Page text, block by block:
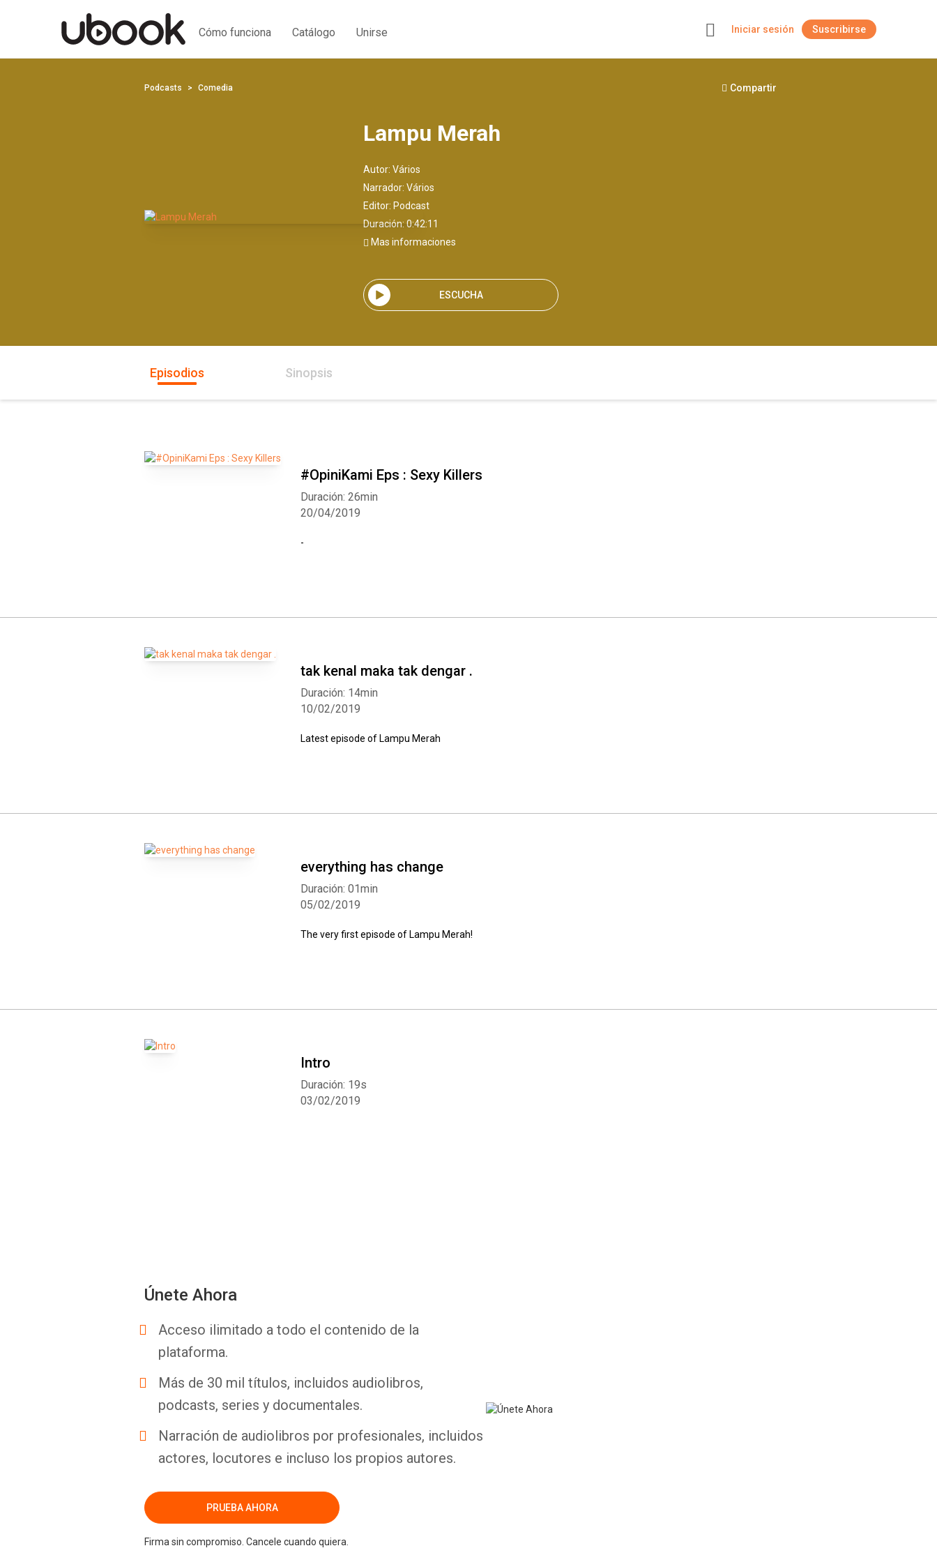
Cómo funciona Catálogo Unirse Iniciar sesión Suscribirse
Podcasts Comedia Compartir
Lampu Merah
Autor: Vários
Narrador: Vários
Editor: Podcast
Duración: 0:42:11
Mas informaciones
ESCUCHA
Episodios Sinopsis
#OpiniKami Eps : Sexy Killers
20/04/2019
Duración: 26min
-
tak kenal maka tak dengar .
10/02/2019
Duración: 14min
Latest episode of Lampu Merah
everything has change
05/02/2019
Duración: 01min
The very first episode of Lampu Merah!
Intro
03/02/2019
Duración: 19s
Únete Ahora
Acceso ilimitado a todo el contenido de la
plataforma.
Más de 30 mil títulos, incluidos audiolibros,
podcasts, series y documentales.
Narración de audiolibros por profesionales, incluidos
actores, locutores e incluso los propios autores.
PRUEBA AHORA
Firma sin compromiso. Cancele cuando quiera.